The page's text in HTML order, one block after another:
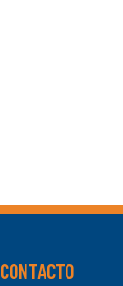
CONTACTO